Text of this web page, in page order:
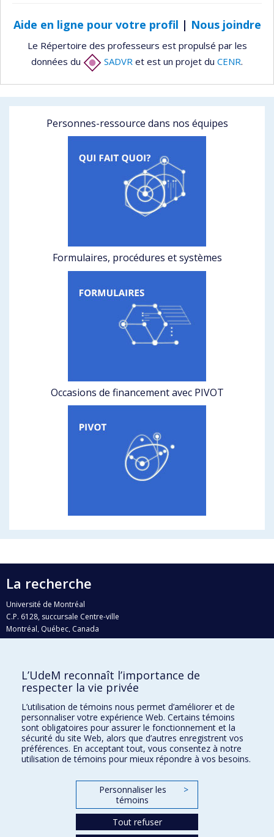
Aide en ligne pour votre profil | Nous joindre
Le Répertoire des professeurs est propulsé par les
données du
SADVR et est un projet du CENR.
Personnes-ressource dans nos équipes
Formulaires, procédures et systèmes
Occasions de financement avec PIVOT
La recherche
Université de Montréal
C.P. 6128, succursale Centre-ville
Montréal, Québec, Canada
H3C 3J7
Qui fait quoi?
Nous trouver
Plan du site
Accessibilité
L’UdeM reconnaît l’importance de
respecter la vie privée
L’utilisation de témoins nous permet d’améliorer et de
personnaliser votre expérience Web. Certains témoins
sont obligatoires pour assurer le fonctionnement et la
sécurité du site Web, alors que d’autres enregistrent vos
préférences. En acceptant tout, vous consentez à notre
utilisation de témoins pour mieux répondre à vos besoins.
Personnaliser les
témoins
>
Tout refuser